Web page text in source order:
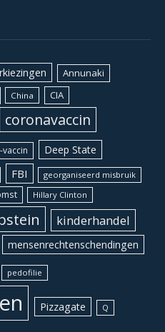
Annunaki
China CIA
coronavaccin
Deep State
FBI georganiseerd misbruik
Hillary Clinton
kinderhandel
mensenrechtenschendingen
pedofilie
Pizzagate Q